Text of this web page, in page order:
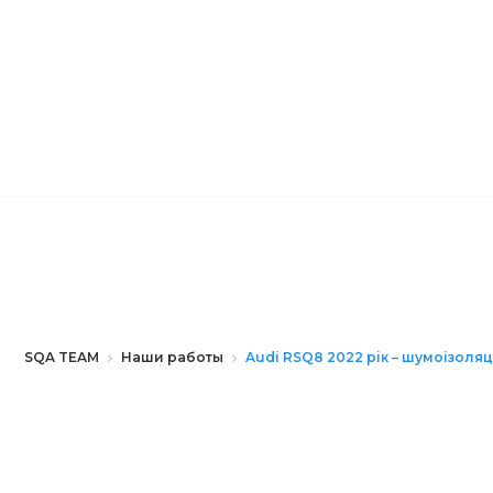
SQA TEAM Наши работы Audi RSQ8 2022 рік –